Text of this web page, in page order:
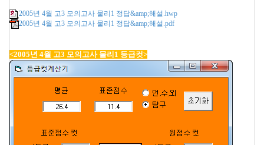
2005년 4월 고3 모의고사 물리1 정답&amp;해설.hwp
2005년 4월 고3 모의고사 물리1 정답&amp;해설.pdf
<2005년 4월 고3 모의고사 물리1 등급컷>